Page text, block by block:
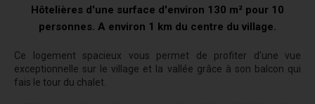
Hôtelières d'une surface d'environ 130 m² pour 10
personnes. A environ 1 km du centre du village.
Ce logement spacieux vous permet de profiter d'une vue
exceptionnelle sur le village et la vallée grâce à son balcon qui
fais le tour du chalet.